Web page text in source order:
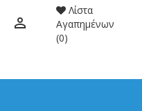
Λίστα
Αγαπημένων
(0)